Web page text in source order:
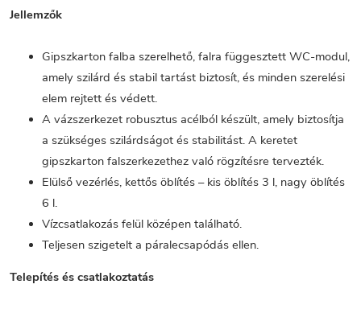
Jellemzők
Gipszkarton falba szerelhető, falra függesztett WC-modul,
amely szilárd és stabil tartást biztosít, és minden szerelési
elem rejtett és védett.
A vázszerkezet robusztus acélból készült, amely biztosítja
a szükséges szilárdságot és stabilitást. A keretet
gipszkarton falszerkezethez való rögzítésre tervezték.
Elülső vezérlés, kettős öblítés – kis öblítés 3 l, nagy öblítés
6 l.
Vízcsatlakozás felül középen található.
Teljesen szigetelt a páralecsapódás ellen.
Telepítés és csatlakoztatás